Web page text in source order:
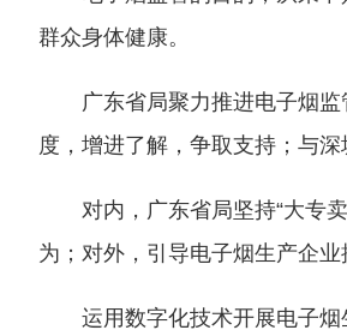
群众身体健康。
广东省局聚力推进电子烟
度，增进了解，争取支持；与
对内，广东省局坚持“大专
为；对外，引导电子烟生产企
运用数字化技术开展电子